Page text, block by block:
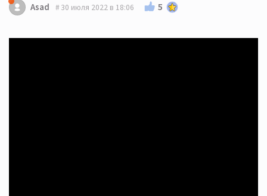
Asad 30 июля 2022 в 18:06 5